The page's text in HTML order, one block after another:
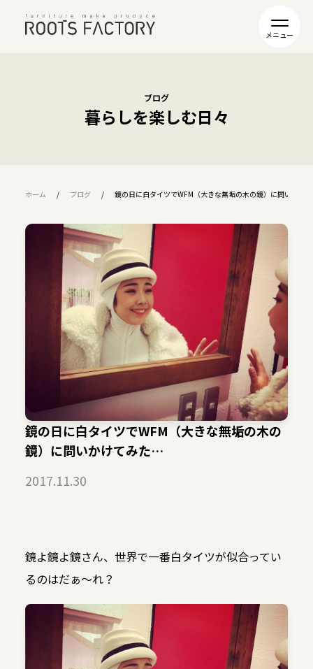
ブログ
暮らしを楽しむ日々
ホーム ブログ 鏡の日に白タイツでWFM（大きな無垢の木の鏡）に問いかけ
鏡の日に白タイツでWFM（大きな無垢の木の
鏡）に問いかけてみた…
2017.11.30
鏡よ鏡よ鏡さん、世界で一番白タイツが似合ってい
るのはだぁ～れ？